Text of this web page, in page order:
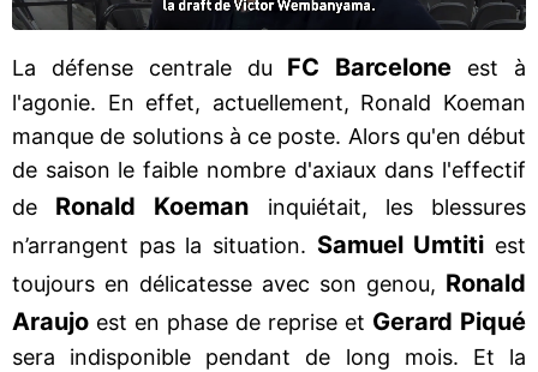
La défense centrale du FC Barcelone est à
l'agonie. En effet, actuellement, Ronald Koeman
manque de solutions à ce poste. Alors qu'en début
de saison le faible nombre d'axiaux dans l'effectif
de Ronald Koeman inquiétait, les blessures
n’arrangent pas la situation. Samuel Umtiti est
toujours en délicatesse avec son genou, Ronald
Araujo est en phase de reprise et Gerard Piqué
sera indisponible pendant de long mois. Et la